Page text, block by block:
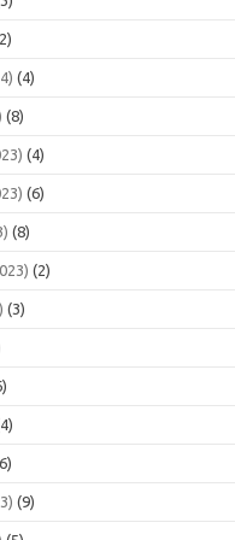
(4)
(8)
(4)
(6)
(8)
(2)
(3)
(9)